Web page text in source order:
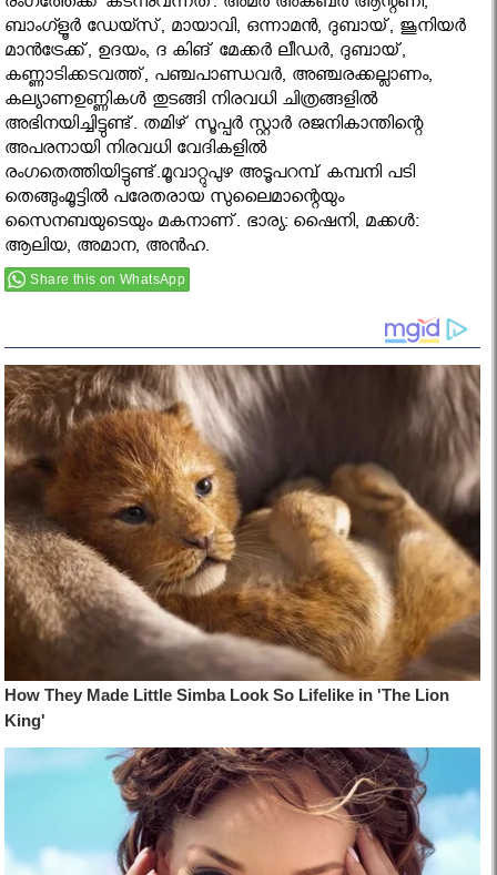
രംഗത്തേക്ക് കടന്നുവന്നത്. അമര്‍ അക്ബര്‍ ആന്റണി,
ബാംഗ്ളൂര്‍ ഡേയ്സ്, മായാവി, ഒന്നാമന്‍, ദുബായ്, ജൂനിയര്‍
മാന്‍ട്രേക്ക്, ഉദയം, ദ കിങ് മേക്കര്‍ ലീഡര്‍, ദുബായ്,
കണ്ണാടിക്കടവത്ത്, പഞ്ചപാണ്ഡവര്‍, അഞ്ചരക്കല്ലാണം,
കല്യാണഉണ്ണികള്‍ തുടങ്ങി നിരവധി ചിത്രങ്ങളില്‍
അഭിനയിച്ചിട്ടുണ്ട്. തമിഴ് സൂപ്പര്‍ സ്റ്റാര്‍ രജനികാന്തിന്റെ
അപരനായി നിരവധി വേദികളില്‍
രംഗതെത്തിയിട്ടുണ്ട്.മൂവാറ്റുപുഴ അടൂപറമ്പ് കമ്പനി പടി
തെങ്ങുംമൂട്ടില്‍ പരേതരായ സുലൈമാന്റെയും
സൈനബയുടെയും മകനാണ്. ഭാര്യ: ഷൈനി, മക്കള്‍:
ആലിയ, അമാന, അന്‍ഹ.
Share this on WhatsApp